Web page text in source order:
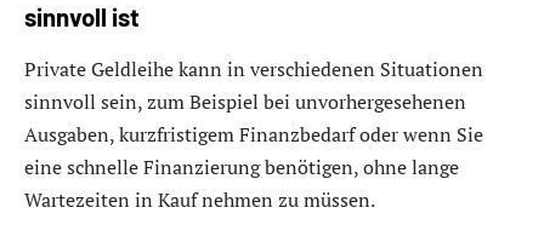
sinnvoll ist
Private Geldleihe kann in verschiedenen Situationen
sinnvoll sein, zum Beispiel bei unvorhergesehenen
Ausgaben, kurzfristigem Finanzbedarf oder wenn Sie
eine schnelle Finanzierung benötigen, ohne lange
Wartezeiten in Kauf nehmen zu müssen.